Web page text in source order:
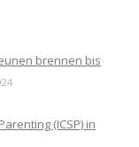
brennen bis
(ICSP) in